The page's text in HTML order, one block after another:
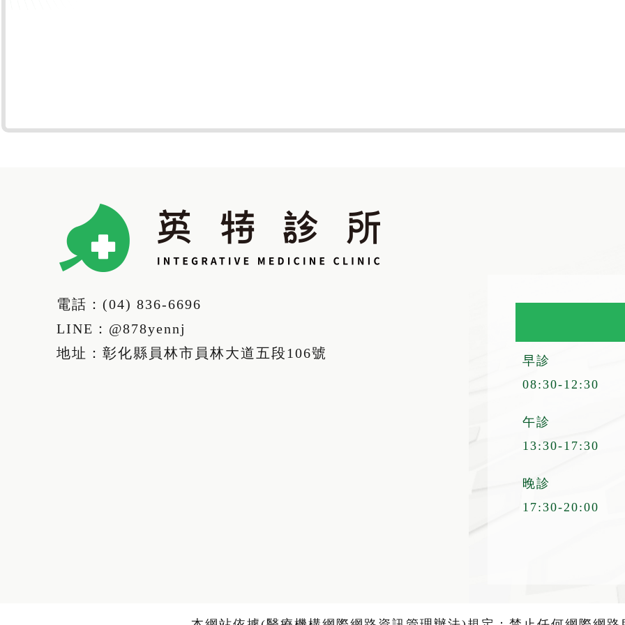
電話： (04) 836-6696
LINE： @878yennj
地址：彰化縣員林市員林大道五段106號
早診
08:30-12:30
午診
13:30-17:30
晚診
17:30-20:00